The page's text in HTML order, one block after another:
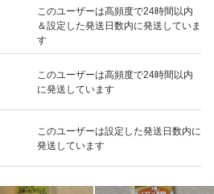
このユーザーは高頻度で24時間以内
＆設定した発送日数内に発送していま
す
このユーザーは高頻度で24時間以内
に発送しています
このユーザーは設定した発送日数内に
発送しています
いいね！
1,299